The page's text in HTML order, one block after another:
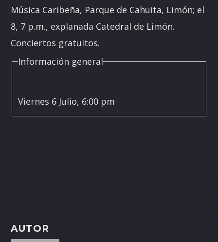
Música Caribeña, Parque de Cahuita, Limón; el
8, 7 p.m., explanada Catedral de Limón.
Conciertos gratuitos.
Información general
Viernes 6 Julio, 6:00 pm
AUTOR